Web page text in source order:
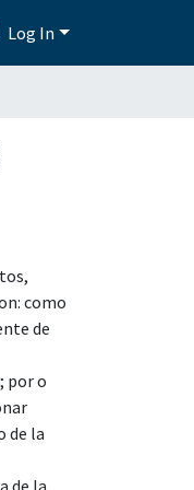
Log In
como
de
por o
de la
de la